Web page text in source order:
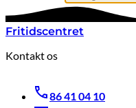
Fritidscentret
Kontakt os
86 41 04 10